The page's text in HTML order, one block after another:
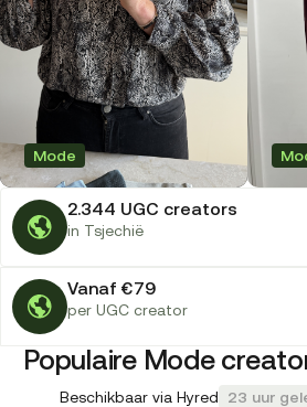
2.344 UGC creators
in Tsjechië
Mode
Vanaf €79
per UGC creator
Populaire Mode
Beschikbaar via Hyred 23 uur